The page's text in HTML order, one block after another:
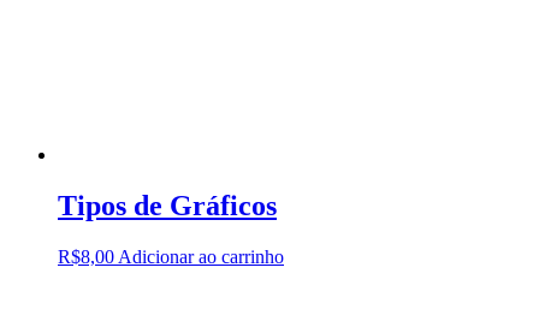
Tipos de Gráficos
R$8,00 Adicionar ao carrinho